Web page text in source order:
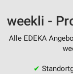
weekli -
Alle EDEKA
✔